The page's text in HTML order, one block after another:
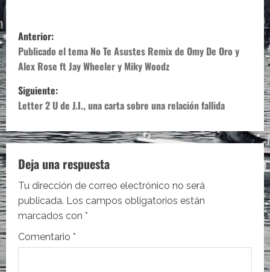
N
a
v
e
g
a
c
i
ó
Anterior:
Publicado el tema No Te Asustes Remix de Omy De Oro y
Alex Rose ft Jay Wheeler y Miky Woodz
Siguiente:
Letter 2 U de J.I., una carta sobre una relación fallida
Deja una respuesta
Tu dirección de correo electrónico no será
publicada. Los campos obligatorios están
marcados con *
Comentario *